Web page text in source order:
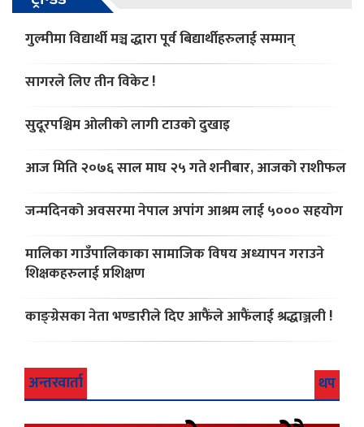
गुल्मीमा विद्यार्थी मञ्च द्धारा पूर्व बिद्यार्थीहरुलाई सम्मान्
सागरले लिए तीन विकेट !
सुदूरपश्चिम ओलीको लागी टाउको दुखाइ
आज मिति २०७६ साल माघ २५ गते शनीबार, आजको राशीफल
जन्मदिनको अवसरमा नेपाल अपांग आश्रम लाई ५००० सहयोग
मालिका गाउँपालिकाका सामाजिक विषय अध्यापन गराउने
शिक्षकहरुलाई प्रशिक्षण
काङ्ग्रेसका नेता भण्डारीले दिए आफैंले आफैंलाई श्रद्धाञ्जली !
अन्तरवार्ता थप